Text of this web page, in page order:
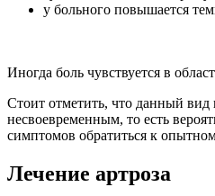
у больного повышается
Иногда боль чувствуется в
Стоит отметить, что данный вид
несвоевременным, то есть
симптомов обратиться к
Лечение артроза